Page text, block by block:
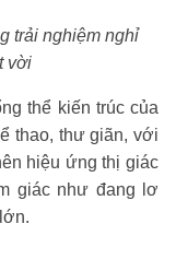
trải nghiệm nghỉ
vời
thể kiến trúc của
thao, thư giãn, với
hiệu ứng thị giác
giác như đang lơ